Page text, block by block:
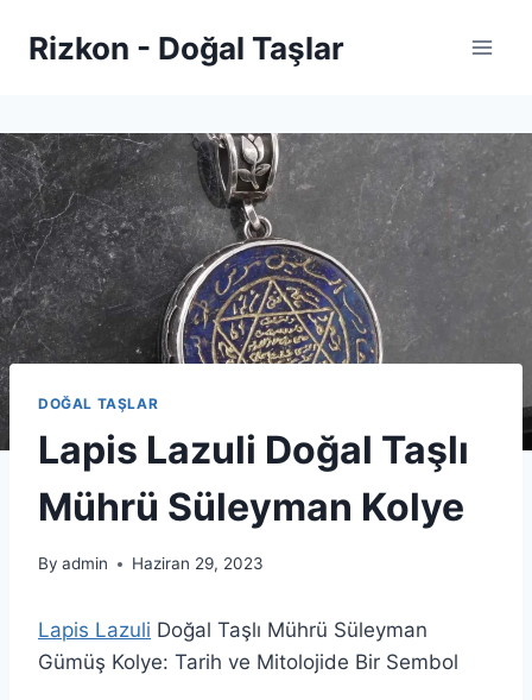
Rizkon - Doğal Taşlar
DOĞAL TAŞLAR
Lapis Lazuli Doğal Taşlı
Mührü Süleyman Kolye
By admin Haziran 29, 2023
Lapis Lazuli Doğal Taşlı Mührü Süleyman
Gümüş Kolye: Tarih ve Mitolojide Bir Sembol